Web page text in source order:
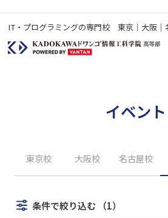
IT・プログラミングの専門校 東京｜大阪｜
イベント
東京校 大阪校 名古屋校
条件で絞り込む （1）